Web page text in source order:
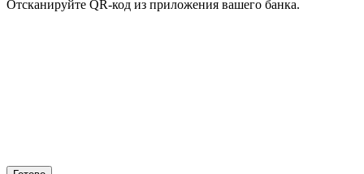
Отсканируйте QR-код из приложения вашего банка.